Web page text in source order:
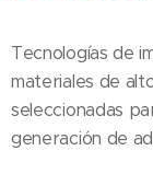
Tecnologías de
materiales de
seleccionadas
generación de